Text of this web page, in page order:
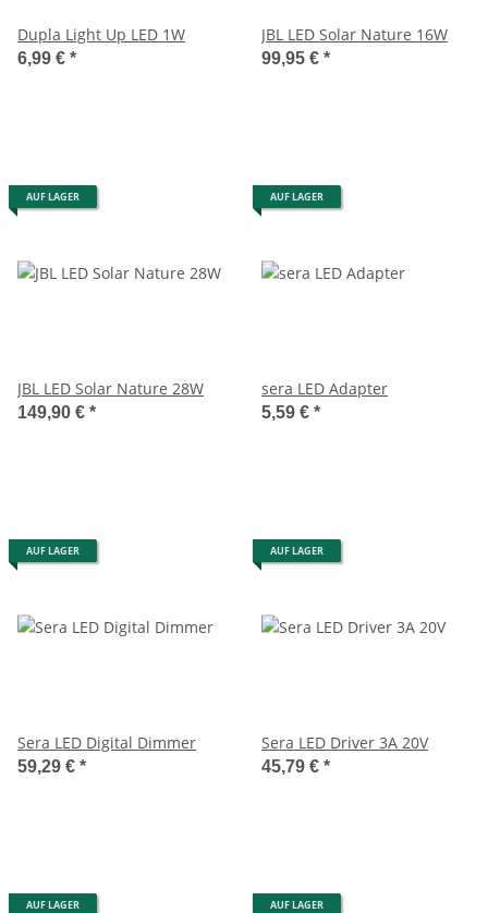
Dupla Light Up LED 1W
6,99 € *
JBL LED Solar Nature 16W
99,95 € *
AUF LAGER
JBL LED Solar Nature 28W
149,90 € *
AUF LAGER
sera LED Adapter
5,59 € *
AUF LAGER
Sera LED Digital Dimmer
59,29 € *
AUF LAGER
Sera LED Driver 3A 20V
45,79 € *
AUF LAGER AUF LAGER